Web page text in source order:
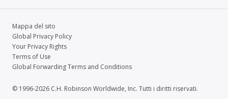
Mappa del sito
Global Privacy Policy
Your Privacy Rights
Terms of Use
Global Forwarding Terms and Conditions
© 1996-2026 C.H. Robinson Worldwide, Inc. Tutti i diritti riservati.